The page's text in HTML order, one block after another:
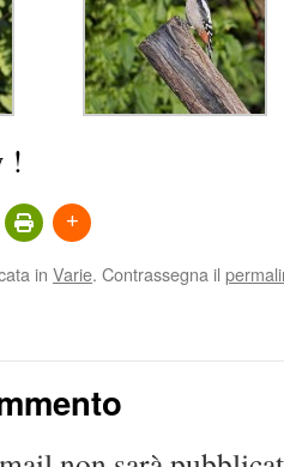
!
in Varie. Contrassegna il